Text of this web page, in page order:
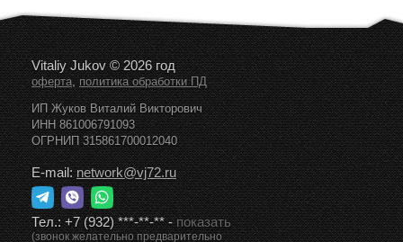
Vitaliy Jukov © 2026 год
оферта,политика обработки ПД
ИП Жуков Виталий Викторович
ИНН 861006791093
ОГРНИП 315861700012040
E-mail:network@vj72.ru
Тел.:+7 (932) ***-**-**-показать
(звонок желательно предварительно